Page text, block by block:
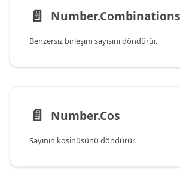
📄️ Number.Combinations
Benzersiz birleşim sayısını döndürür.
📄️ Number.Cos
Sayının kosinüsünü döndürür.